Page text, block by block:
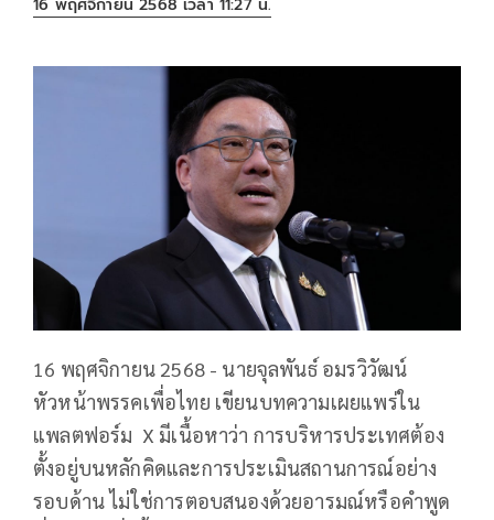
16 พฤศจิกายน 2568 เวลา 11:27 น.
16 พฤศจิกายน 2568 - นายจุลพันธ์ อมรวิวัฒน์
หัวหน้าพรรคเพื่อไทย เขียนบทความเผยแพร่ใน
แพลตฟอร์ม X มีเนื้อหาว่า การบริหารประเทศต้อง
ตั้งอยู่บนหลักคิดและการประเมินสถานการณ์อย่าง
รอบด้าน ไม่ใช่การตอบสนองด้วยอารมณ์หรือคำพูด